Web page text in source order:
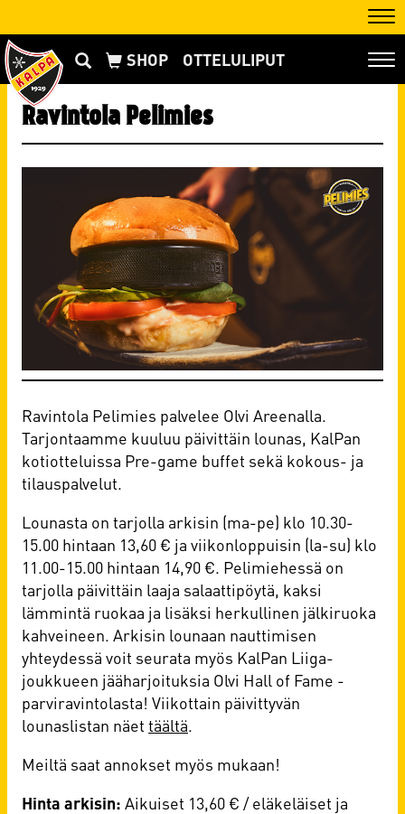
OTTELULIPUT
Ravintola Pelimies
Ravintola Pelimies palvelee Olvi Areenalla.
Tarjontaamme kuuluu päivittäin lounas, KalPan
kotiotteluissa Pre-game buffet sekä kokous- ja
tilauspalvelut.
Lounasta on tarjolla arkisin (ma-pe) klo 10.30-
15.00 hintaan 13,60 € ja viikonloppuisin (la-su) klo
11.00-15.00 hintaan 14,90 €. Pelimiehessä on
tarjolla päivittäin laaja salaattipöytä, kaksi
lämmintä ruokaa ja lisäksi herkullinen jälkiruoka
kahveineen. Arkisin lounaan nauttimisen
yhteydessä voit seurata myös KalPan Liiga-
joukkueen jääharjoituksia Olvi Hall of Fame -
parviravintolasta! Viikottain päivittyvän
lounaslistan näet täältä
Meiltä saat annokset myös mukaan!
Hinta arkisin: Aikuiset 13,60 € / eläkeläiset ja